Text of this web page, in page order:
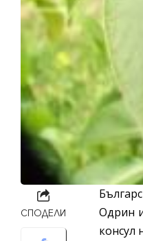
СПОДЕЛИ
Одрин
консул